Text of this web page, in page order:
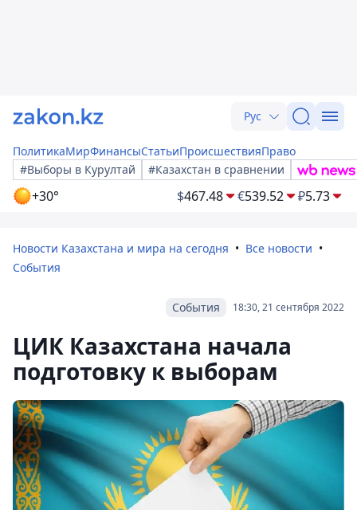
Рус
ПолитикаМирФинансыСтатьиПроисшествияПраво
#Выборы в Курултай
#Казахстан в сравнении
+30° $467.48 €539.52 ₽5.73
Новости Казахстана и мира на сегодня
Все новости
События
18:30, 21 сентября 2022
События
ЦИК Казахстана начала
подготовку к выборам